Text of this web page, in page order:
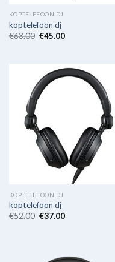
KOPTELEFOON DJ
koptelefoon dj
€63.00 €45.00
KOPTELEFOON DJ
koptelefoon dj
€52.00 €37.00